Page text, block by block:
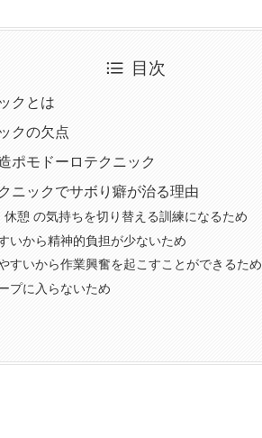
目次
クとは
クの欠点
ポモドーロテクニック
ニックでサボり癖が治る理由
憩 の気持ちを切り替える訓練になるため
から精神的負担が少ないため
いから作業興奮を起こすことができるため
プに入らないため